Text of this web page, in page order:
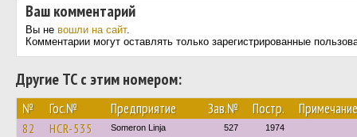
Ваш комментарий
Вы не вошли на сайт.
Комментарии могут оставлять только зарегистрированные
Другие ТС с этим номером:
№ Гос.№ Предприятие Зав.№ Постр. Примечание
82 HCR-535 Someron Linja 527 1974